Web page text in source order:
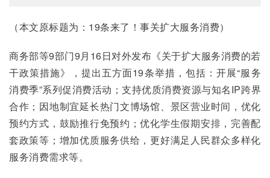
（本文原标题为：19条来了！事关扩大服务消费）
商务部等9部门9月16日对外发布《关于扩大服务消费的若
干政策措施》，提出五方面19条举措，包括：开展“服务
消费季”系列促消费活动；支持优质消费资源与知名IP跨界
合作；因地制宜延长热门文博场馆、景区营业时间，优化
预约方式，鼓励推行免预约；优化学生假期安排，完善配
套政策等；增加优质服务供给，更好满足人民群众多样化
服务消费需求等。